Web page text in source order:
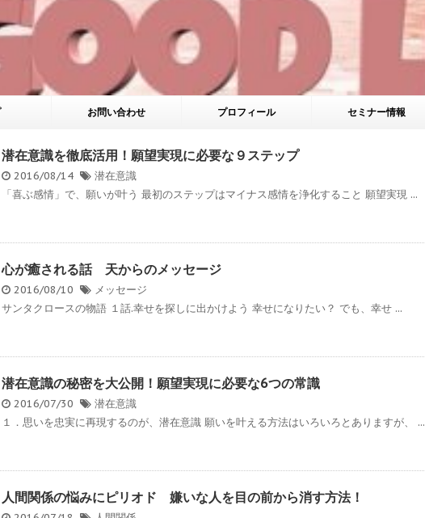
お問い合わせ プロフィール セミナー情報
潜在意識を徹底活用！願望実現に必要な９ステップ
2016/08/14
潜在意識
「喜ぶ感情」で、願いが叶う 最初のステップはマイナス感情を浄化すること 願望実現 ...
心が癒される話 天からのメッセージ
2016/08/10
メッセージ
サンタクロースの物語 １話.幸せを探しに出かけよう 幸せになりたい？ でも、幸せ ...
潜在意識の秘密を大公開！願望実現に必要な6つの常識
2016/07/30
潜在意識
１．思いを忠実に再現するのが、潜在意識 願いを叶える方法はいろいろとありますが、 ...
人間関係の悩みにピリオド 嫌いな人を目の前から消す方法！